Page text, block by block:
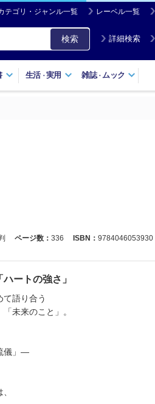
テゴリ・ジャンル一覧 レーベル一覧
検索 詳細検索
生活・実用 雑誌・ ムック
ページ数： 336 ISBN： 9784046053930
ートの強さ」
て語り合う
未来のこと」。
儀」―